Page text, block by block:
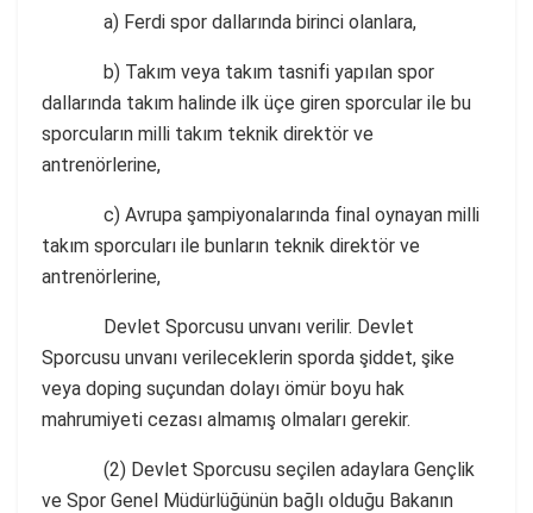
a) Ferdi spor dallarında birinci olanlara,
b) Takım veya takım tasnifi yapılan spor
dallarında takım halinde ilk üçe giren sporcular ile bu
sporcuların milli takım teknik direktör ve
antrenörlerine,
c) Avrupa şampiyonalarında final oynayan milli
takım sporcuları ile bunların teknik direktör ve
antrenörlerine,
Devlet Sporcusu unvanı verilir. Devlet
Sporcusu unvanı verileceklerin sporda şiddet, şike
veya doping suçundan dolayı ömür boyu hak
mahrumiyeti cezası almamış olmaları gerekir.
(2) Devlet Sporcusu seçilen adaylara Gençlik
ve Spor Genel Müdürlüğünün bağlı olduğu Bakanın